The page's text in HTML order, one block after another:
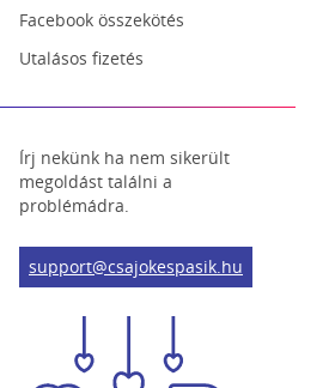
Facebook összekötés
Utalásos fizetés
Írj nekünk ha nem sikerült
megoldást találni a
problémádra.
support@csajokespasik.hu